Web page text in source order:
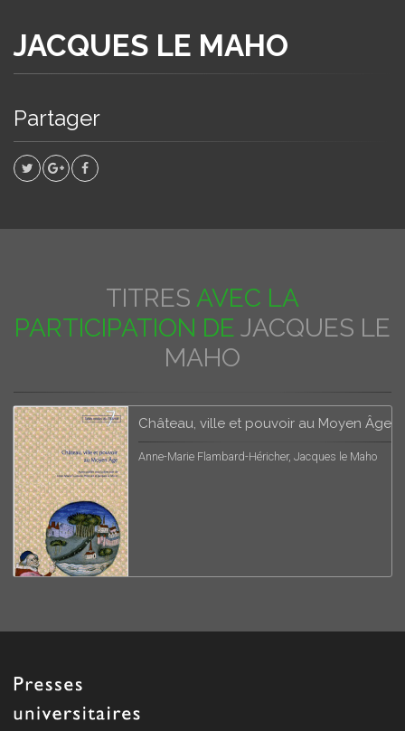
JACQUES LE MAHO
Partager
TITRES AVEC LA
PARTICIPATION DE JACQUES LE
MAHO
Château, ville et pouvoir au Moyen Âge
Anne-Marie Flambard-Héricher, Jacques le Maho